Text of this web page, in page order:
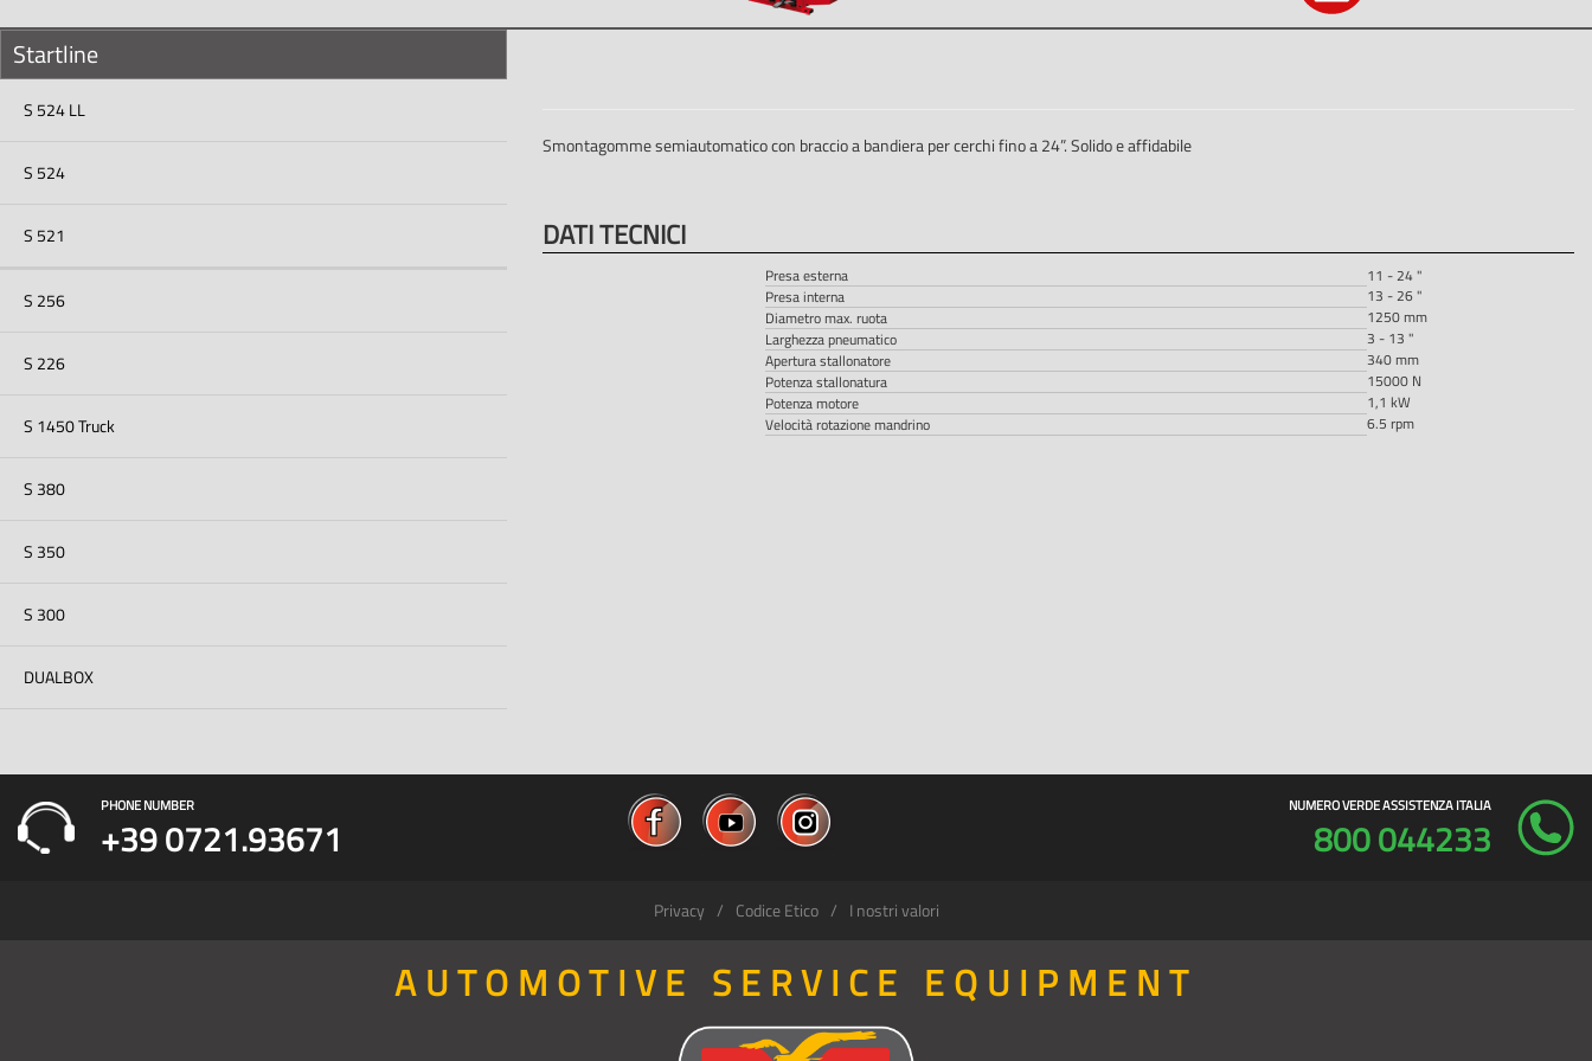
Startline
S 524 LL
S 524
S 521
S 256
S 226
S 1450 Truck
S 380
S 350
S 300
DUALBOX
Smontagomme semiautomatico con braccio a bandiera per cerchi fino a 24”. Solido e affidabile
DATI TECNICI
Presa esterna
11 - 24 "
Presa interna
13 - 26 "
Diametro max. ruota
1250 mm
Larghezza pneumatico
3 - 13 "
Apertura stallonatore
340 mm
Potenza stallonatura
15000 N
Potenza motore
1,1 kW
Velocità rotazione mandrino
6.5 rpm
PHONE NUMBER
+39 0721.93671
NUMERO VERDE ASSISTENZA ITALIA
800 044233
Privacy Codice Etico I nostri valori
AUTOMOTIVE SERVICE EQUIPMENT